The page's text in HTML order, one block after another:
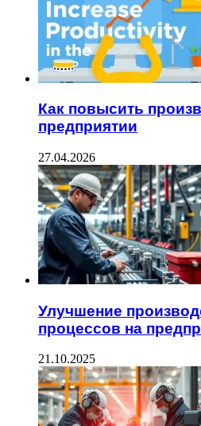
Как повысить
предприятии
27.04.2026
Улучшение
процессов на
21.10.2025